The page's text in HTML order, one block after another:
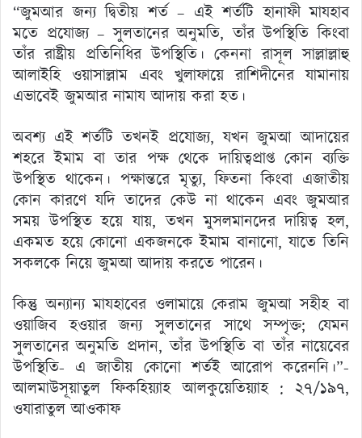
“জুমআর জন্য দ্বিতীয় শর্ত – এই শর্তটি হানাফী মাযহাব
মতে প্রযোজ্য – সুলতানের অনুমতি, তাঁর উপস্থিতি কিংবা
তাঁর রাষ্ট্রীয় প্রতিনিধির উপস্থিতি। কেননা রাসূল সাল্লাল্লাহু
আলাইহি ওয়াসাল্লাম এবং খুলাফায়ে রাশিদীনের যামানায়
এভাবেই জুমআর নামায আদায় করা হত।
অবশ্য এই শর্তটি তখনই প্রযোজ্য, যখন জুমআ আদায়ের
শহরে ইমাম বা তার পক্ষ থেকে দায়িত্বপ্রাপ্ত কোন ব্যক্তি
উপস্থিত থাকেন। পক্ষান্তরে মৃত্যু, ফিতনা কিংবা এজাতীয়
কোন কারণে যদি তাদের কেউ না থাকেন এবং জুমআর
সময় উপস্থিত হয়ে যায়, তখন মুসলমানদের দায়িত্ব হল,
একমত হয়ে কোনো একজনকে ইমাম বানানো, যাতে তিনি
সকলকে নিয়ে জুমআ আদায় করতে পারেন।
কিন্তু অন্যান্য মাযহাবের ওলামায়ে কেরাম জুমআ সহীহ বা
ওয়াজিব হওয়ার জন্য সুলতানের সাথে সম্পৃক্ত; যেমন
সুলতানের অনুমতি প্রদান, তাঁর উপস্থিতি বা তাঁর নায়েবের
উপস্থিতি- এ জাতীয় কোনো শর্তই আরোপ করেননি।”-
আলমাউসূয়াতুল ফিকহিয়্যাহ আলকুয়েতিয়্যাহ : ২৭/১৯৭,
ওযারাতুল আওকাফ